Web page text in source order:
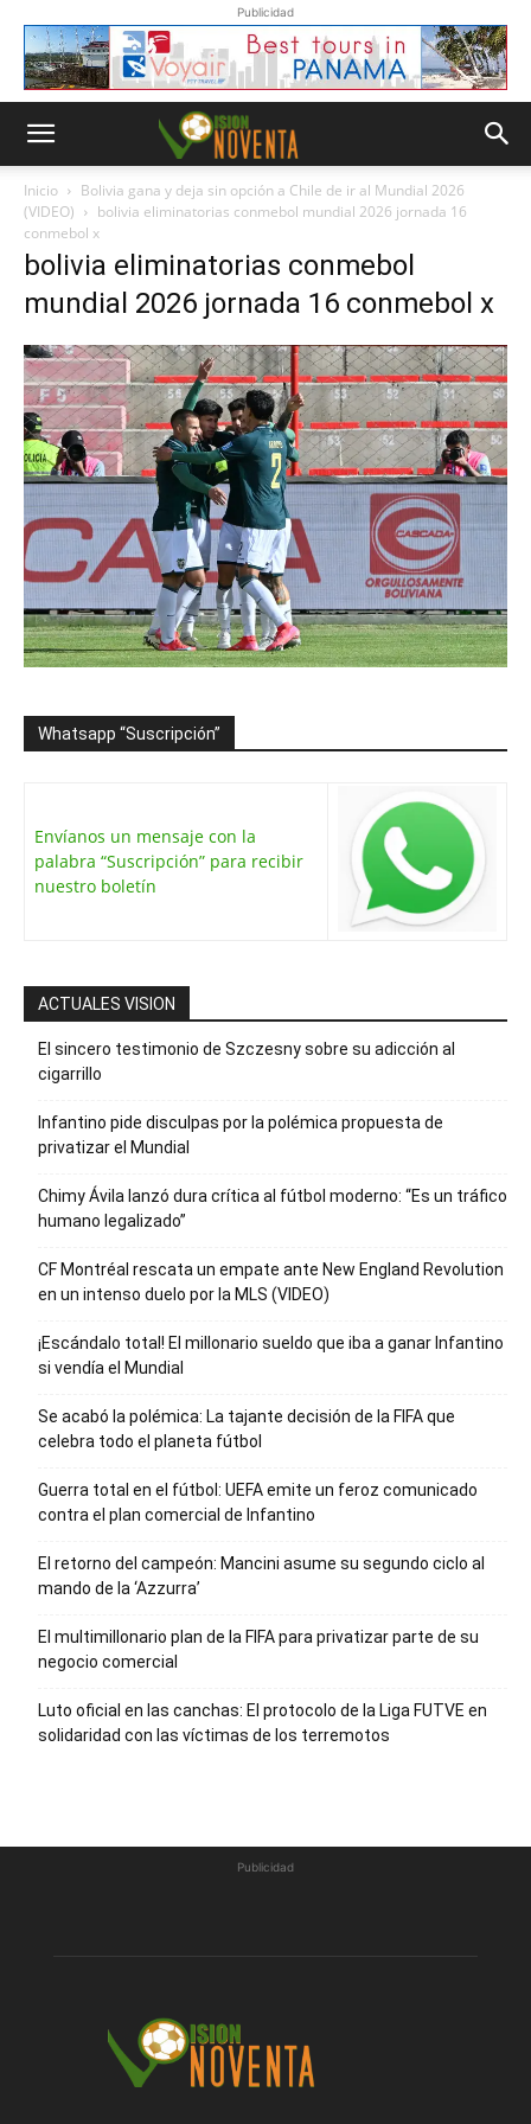
Publicidad
Inicio
Bolivia gana y deja sin opción a Chile de ir al Mundial 2026
(VIDEO)
bolivia eliminatorias conmebol mundial 2026 jornada 16
conmebol x
bolivia eliminatorias conmebol
mundial 2026 jornada 16 conmebol x
Whatsapp “Suscripción”
Envíanos un mensaje con la
palabra “Suscripción” para recibir
nuestro boletín
ACTUALES VISION
El sincero testimonio de Szczesny sobre su adicción al
cigarrillo
Infantino pide disculpas por la polémica propuesta de
privatizar el Mundial
Chimy Ávila lanzó dura crítica al fútbol moderno: “Es un tráfico
humano legalizado”
CF Montréal rescata un empate ante New England Revolution
en un intenso duelo por la MLS (VIDEO)
¡Escándalo total! El millonario sueldo que iba a ganar Infantino
si vendía el Mundial
Se acabó la polémica: La tajante decisión de la FIFA que
celebra todo el planeta fútbol
Guerra total en el fútbol: UEFA emite un feroz comunicado
contra el plan comercial de Infantino
El retorno del campeón: Mancini asume su segundo ciclo al
mando de la ‘Azzurra’
El multimillonario plan de la FIFA para privatizar parte de su
negocio comercial
Luto oficial en las canchas: El protocolo de la Liga FUTVE en
solidaridad con las víctimas de los terremotos
Publicidad